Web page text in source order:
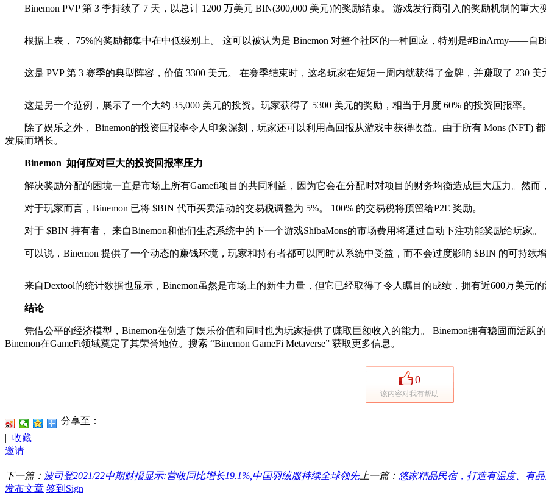
Binemon PVP 第 3 季持续了 7 天，以总计 1200 万美元 BIN(300,000 美元)的奖励结束。 游戏发行商引入的奖励机制的重大
根据上表， 75%的奖励都集中在中低级别上。 这可以被认为是 Binemon 对整个社区的一种回应，特别是#BinArmy——自
这是 PVP 第 3 赛季的典型阵容，价值 3300 美元。 在赛季结束时，这名玩家在短短一周内就获得了金牌，并赚取了 230 美
这是另一个范例，展示了一个大约 35,000 美元的投资。玩家获得了 5300 美元的奖励，相当于月度 60% 的投资回报率。
除了娱乐之外， Binemon的投资回报率令人印象深刻，玩家还可以利用高回报从游戏中获得收益。由于所有 Mons (NFT)
发展而增长。
Binemon 如何应对巨大的投资回报率压力
解决奖励分配的困境一直是市场上所有Gamefi项目的共同利益，因为它会在分配时对项目的财务均衡造成巨大压力。然而
对于玩家而言，Binemon 已将 $BIN 代币买卖活动的交易税调整为 5%。 100% 的交易税将预留给P2E 奖励。
对于 $BIN 持有者， 来自Binemon和他们生态系统中的下一个游戏ShibaMons的市场费用将通过自动下注功能奖励给玩家。
可以说，Binemon 提供了一个动态的赚钱环境，玩家和持有者都可以同时从系统中受益，而不会过度影响 $BIN 的可持续增
来自Dextool的统计数据也显示，Binemon虽然是市场上的新生力量，但它已经取得了令人瞩目的成绩，拥有近600万美元的
结论
凭借公平的经济模型，Binemon在创造了娱乐价值和同时也为玩家提供了赚取巨额收入的能力。 Binemon拥有稳固而活跃
Binemon在GameFi领域奠定了其荣誉地位。搜索 “Binemon GameFi Metaverse” 获取更多信息。
0
该内容对我有帮助
分享至：
| 收藏
邀请
下一篇： 波司登2021/22中期财报显示:营收同比增长19.1%,中国羽绒服持续全球领先上一篇： 悠家精品民宿，打造有温度、有
发布文章 签到Sign